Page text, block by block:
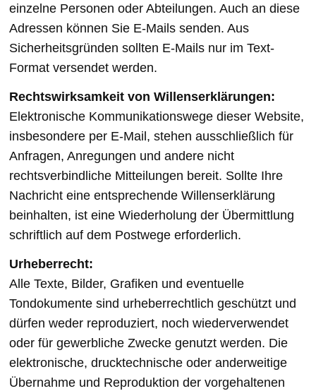
einzelne Personen oder Abteilungen. Auch an diese
Adressen können Sie E-Mails senden. Aus
Sicherheitsgründen sollten E-Mails nur im Text-
Format versendet werden.
Rechtswirksamkeit von Willenserklärungen:
Elektronische Kommunikationswege dieser Website,
insbesondere per E-Mail, stehen ausschließlich für
Anfragen, Anregungen und andere nicht
rechtsverbindliche Mitteilungen bereit. Sollte Ihre
Nachricht eine entsprechende Willenserklärung
beinhalten, ist eine Wiederholung der Übermittlung
schriftlich auf dem Postwege erforderlich.
Urheberrecht:
Alle Texte, Bilder, Grafiken und eventuelle
Tondokumente sind urheberrechtlich geschützt und
dürfen weder reproduziert, noch wiederverwendet
oder für gewerbliche Zwecke genutzt werden. Die
elektronische, drucktechnische oder anderweitige
Übernahme und Reproduktion der vorgehaltenen